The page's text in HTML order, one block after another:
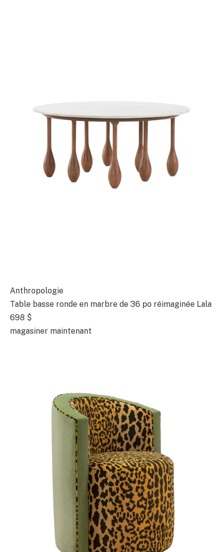
Anthropologie
Table basse ronde en marbre de 36 po réimaginée Lala
698 $
magasiner maintenant